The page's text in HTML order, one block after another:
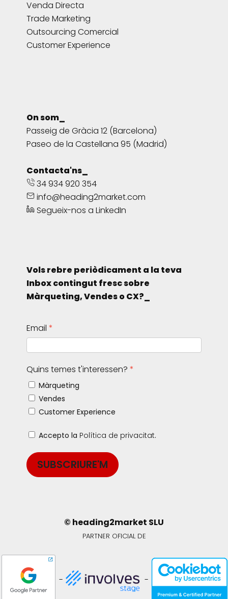
Venda Directa
Trade Marketing
Outsourcing Comercial
Customer Experience
On som_
Passeig de Gràcia 12 (Barcelona)
Paseo de la Castellana 95 (Madrid)
Contacta'ns_
34 934 920 354
info@heading2market.com
Segueix-nos a LinkedIn
Vols rebre periòdicament a la teva
Inbox contingut fresc sobre
Màrqueting, Vendes o CX?_
Email
Quins temes t'interessen?
Màrqueting
Vendes
Customer Experience
Accepto la Política de privacitat.
SUBSCRIURE'M
© heading2market SLU
PARTNER OFICIAL DE
- -